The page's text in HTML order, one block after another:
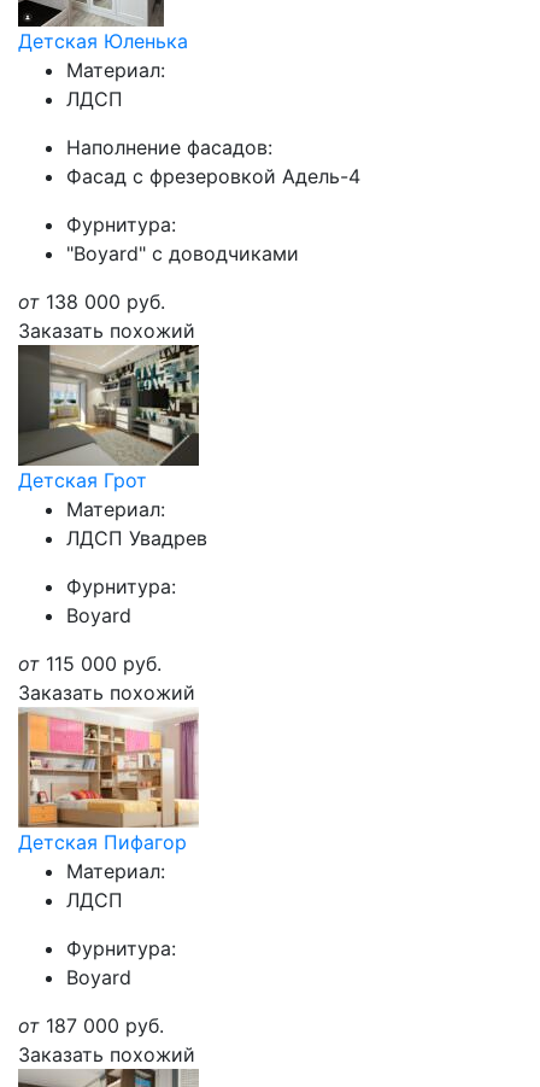
Детская Юленька
Материал:
ЛДСП
Наполнение фасадов:
Фасад с фрезеровкой Адель-4
Фурнитура:
"Boyard" с доводчиками
от 138 000 руб.
Заказать похожий
Детская Грот
Материал:
ЛДСП Увадрев
Фурнитура:
Boyard
от 115 000 руб.
Заказать похожий
Детская Пифагор
Материал:
ЛДСП
Фурнитура:
Boyard
от 187 000 руб.
Заказать похожий